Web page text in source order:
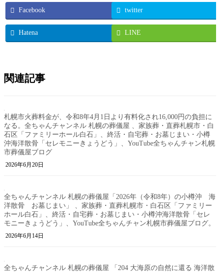
Facebook twitter
Hatena LINE
関連記事
札幌市火葬料金が、令和8年4月1日より有料化され16,000円の負担に
なる。全ちゃんチャンネル 札幌の葬儀屋 、家族葬・直葬札幌市・白
石区「ファミリーホール白石」、終活・自宅葬・お墓じまい・小樽
沖海洋散骨「セレモニーきょうどう」、YouTube全ちゃんチャン札幌
市葬儀屋ブログ
2026年6月20日
全ちゃんチャンネル 札幌の葬儀屋「2026年（令和8年）の小樽沖 海
洋散骨 お墓じまい」 、家族葬・直葬札幌市・白石区「ファミリー
ホール白石」、終活・自宅葬・お墓じまい・小樽沖海洋散骨「セレ
モニーきょうどう」、YouTube全ちゃんチャン札幌市葬儀屋ブログ。
2026年6月14日
全ちゃんチャンネル 札幌の葬儀屋 「204 大海原の自然に還る 海洋散